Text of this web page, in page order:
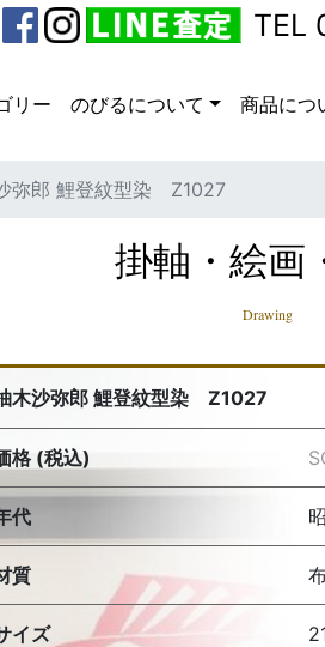
TEL
リー のびるについて 商品につ
弥郎 鯉登紋型染 Z1027
掛軸・絵画
Drawing
木沙弥郎 鯉登紋型染 Z1027
格 (税込)
代
質
イズ